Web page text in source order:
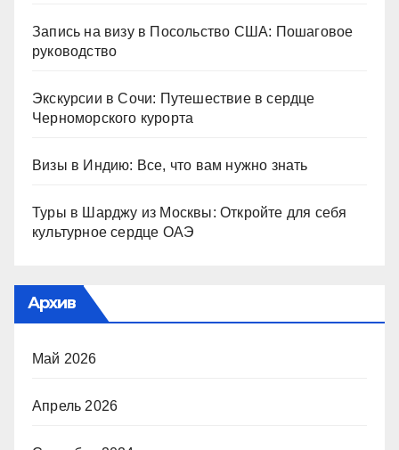
Запись на визу в Посольство США: Пошаговое
руководство
Экскурсии в Сочи: Путешествие в сердце
Черноморского курорта
Визы в Индию: Все, что вам нужно знать
Туры в Шарджу из Москвы: Откройте для себя
культурное сердце ОАЭ
Архив
Май 2026
Апрель 2026